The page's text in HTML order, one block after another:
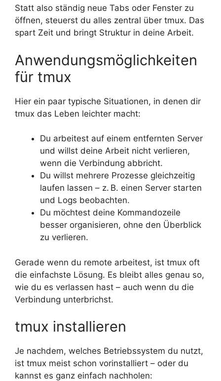
Statt also ständig neue Tabs oder Fenster zu
öffnen, steuerst du alles zentral über tmux. Das
spart Zeit und bringt Struktur in deine Arbeit.
Anwendungsmöglichkeiten
für tmux
Hier ein paar typische Situationen, in denen dir
tmux das Leben leichter macht:
Du arbeitest auf einem entfernten Server
und willst deine Arbeit nicht verlieren,
wenn die Verbindung abbricht.
Du willst mehrere Prozesse gleichzeitig
laufen lassen – z. B. einen Server starten
und Logs beobachten.
Du möchtest deine Kommandozeile
besser organisieren, ohne den Überblick
zu verlieren.
Gerade wenn du remote arbeitest, ist tmux oft
die einfachste Lösung. Es bleibt alles genau so,
wie du es verlassen hast – auch wenn du die
Verbindung unterbrichst.
tmux installieren
Je nachdem, welches Betriebssystem du nutzt,
ist tmux meist schon vorinstalliert – oder du
kannst es ganz einfach nachholen: